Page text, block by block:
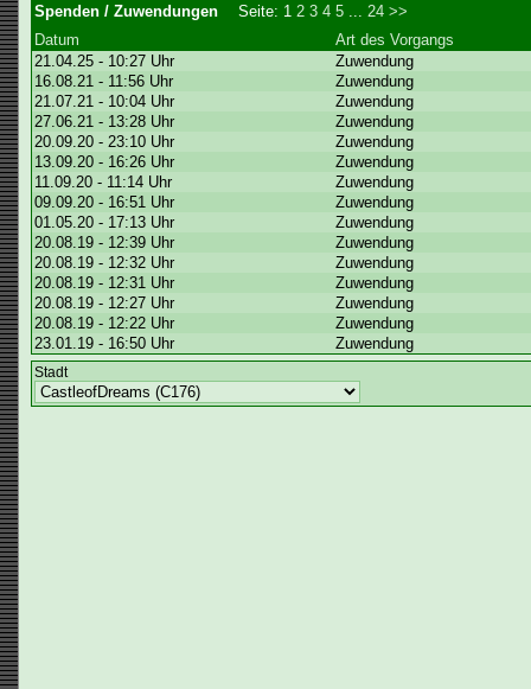
Spenden / Zuwendungen Seite: 1 2 3 4 5 24 >>
Datum
Art des Vorgangs
21.04.25 - 10:27 Uhr
Zuwendung
16.08.21 - 11:56 Uhr
Zuwendung
21.07.21 - 10:04 Uhr
Zuwendung
27.06.21 - 13:28 Uhr
Zuwendung
20.09.20 - 23:10 Uhr
Zuwendung
13.09.20 - 16:26 Uhr
Zuwendung
11.09.20 - 11:14 Uhr
Zuwendung
09.09.20 - 16:51 Uhr
Zuwendung
01.05.20 - 17:13 Uhr
Zuwendung
20.08.19 - 12:39 Uhr
Zuwendung
20.08.19 - 12:32 Uhr
Zuwendung
20.08.19 - 12:31 Uhr
Zuwendung
20.08.19 - 12:27 Uhr
Zuwendung
20.08.19 - 12:22 Uhr
Zuwendung
23.01.19 - 16:50 Uhr
Zuwendung
Stadt